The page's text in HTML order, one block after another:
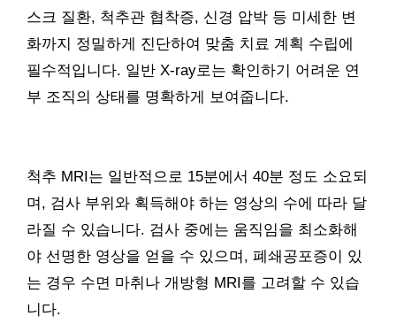
스크 질환, 척추관 협착증, 신경 압박 등 미세한 변
화까지 정밀하게 진단하여 맞춤 치료 계획 수립에
필수적입니다. 일반 X-ray로는 확인하기 어려운 연
부 조직의 상태를 명확하게 보여줍니다.
척추 MRI는 일반적으로 15분에서 40분 정도 소요되
며, 검사 부위와 획득해야 하는 영상의 수에 따라 달
라질 수 있습니다. 검사 중에는 움직임을 최소화해
야 선명한 영상을 얻을 수 있으며, 폐쇄공포증이 있
는 경우 수면 마취나 개방형 MRI를 고려할 수 있습
니다.